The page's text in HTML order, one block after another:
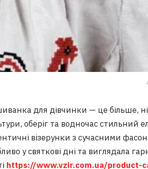
для дівчинки — це більше,
оберіг та водночас стильний
візерунки з сучасними
у святкові дні та виглядала
https://www.vzir.com.ua/product-